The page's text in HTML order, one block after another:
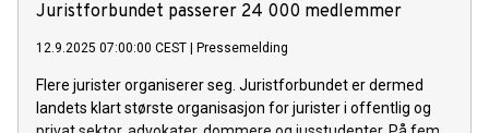
Juristforbundet passerer 24 000 medlemmer
12.9.2025 07:00:00 CEST | Pressemelding
Flere jurister organiserer seg. Juristforbundet er dermed
landets klart største organisasjon for jurister i offentlig og